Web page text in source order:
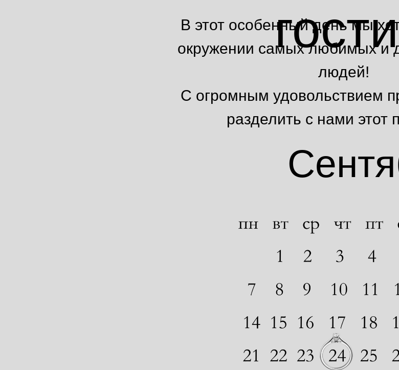
В этот особенный день мы
окружении самых любимых и
людей!
С огромным удовольствием
разделить с нами этот